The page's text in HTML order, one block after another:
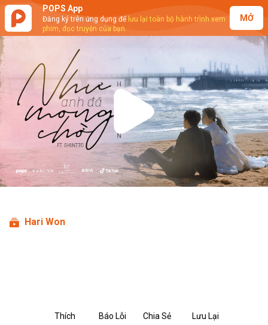
POPS App
Đăng ký trên ứng dụng để lưu lại toàn bộ hành trình xem
phim, đọc truyện của bạn.
MỞ
Play
Video
Hari Won
Thích Báo Lỗi Chia Sẻ Lưu Lại